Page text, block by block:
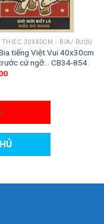
THIẾC 30X40CM - BIA/ RƯỢU
tiếng Việt Vui 40x30cm
cứ ngỡ… CB34-854